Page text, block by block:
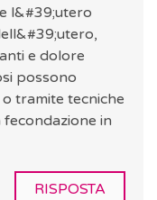
l&#39;utero
e dolore
possono
tramite tecniche
in
RISPOSTA